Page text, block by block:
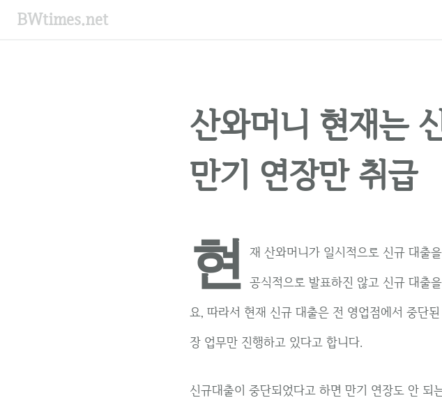
BWtimes.net
산와머니 현재는
만기 연장만 취급
현
재 산와머니가 일시적으로 신규 대출
공식적으로 발표하진 않고 신규 대출
요, 따라서 현재 신규 대출은 전 영업점에서 중단
장 업무만 진행하고 있다고 합니다.
신규대출이 중단되었다고 하면 만기 연장도 안